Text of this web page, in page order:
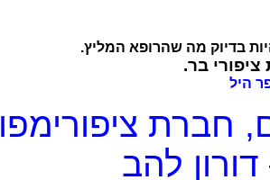
בדיוק מה שהרופא המליץ.
בר.
היל
חברת ציפורימפו
להב